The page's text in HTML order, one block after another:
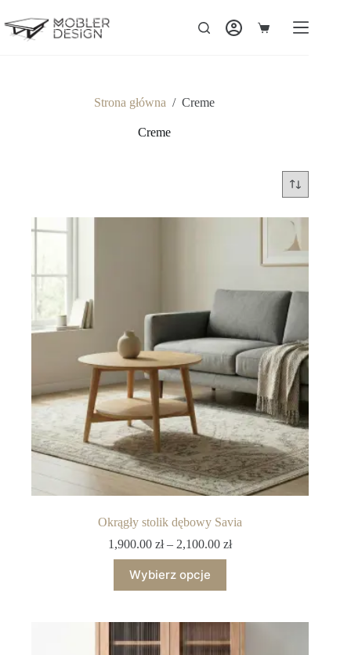
Strona główna / Creme
Creme
Okrągły stolik dębowy Savia
1,900.00zł – 2,100.00zł
Wybierz opcje